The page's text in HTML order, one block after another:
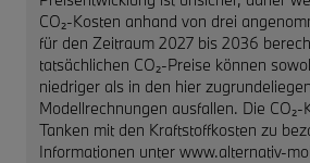
CO₂-Kosten anhand von drei
für den Zeitraum 2027 bis 2036
tatsächlichen CO₂-Preise können
niedriger als in den hier
Modellrechnungen ausfallen. Die
Tanken mit den Kraftstoffkosten zu
Informationen unter www.alternativ-